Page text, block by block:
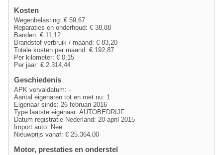
Kosten
Wegenbelasting: € 59,67
Reparaties en onderhoud: € 38,88
Banden: € 11,12
Brandstof verbruik / maand: € 83,20
Totale kosten per maand: € 192,87
Per kilometer: € 0,15
Per jaar: € 2.314,44
Geschiedenis
APK vervaldatum: -
Aantal eigenaren tot en met nu: 1
Eigenaar sinds: 26 februari 2016
Type laatste eigenaar: AUTOBEDRIJF
Datum registratie Nederland: 20 april 2015
Import auto: Nee
Nieuwprijs vanaf: € 25.364,00
Motor, prestaties en onderstel